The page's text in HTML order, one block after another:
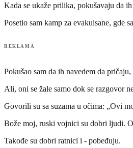
Kada se ukaže prilika, pokušavaju da
Posetio sam kamp za evakuisane, gde
REKLAMA
Pokušao sam da ih navedem da
Ali, oni se žale samo dok se razgovor
Govorili su sa suzama u očima: „Ovi
Bože moj, ruski vojnici su dobri ljudi.
Takođe su dobri ratnici i - pobeđuju.